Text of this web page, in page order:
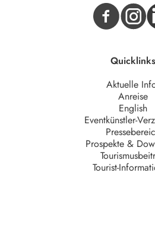
Quicklinks
Aktuelle
Anreise
English
Eventkünstler-
Prospekte &
Tourist-